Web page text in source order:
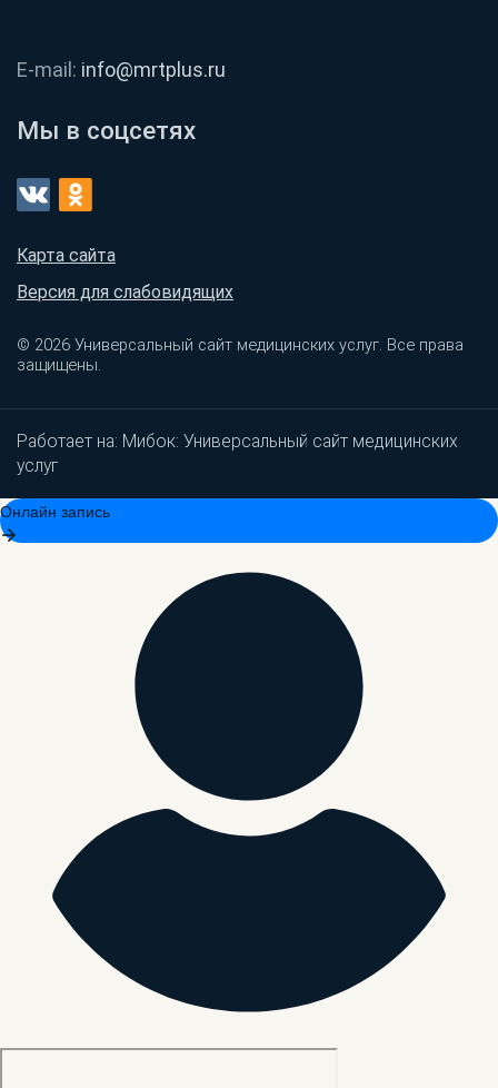
E-mail: info@mrtplus.ru
Мы в соцсетях
Карта сайта
Версия для слабовидящих
© 2026 Универсальный сайт медицинских услуг. Все права
защищены.
Работает на: Мибок: Универсальный сайт медицинских
услуг